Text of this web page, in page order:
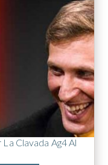
Clavada Ag4 Al